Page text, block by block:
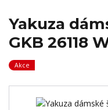
Yakuza
GKB 26118
Akce